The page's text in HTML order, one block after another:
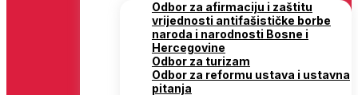
Odbor za afirmaciju i zaštitu
vrijednosti antifašističke borbe
naroda i narodnosti Bosne i
Hercegovine
Odbor za turizam
Odbor za reformu ustava i ustavna
pitanja